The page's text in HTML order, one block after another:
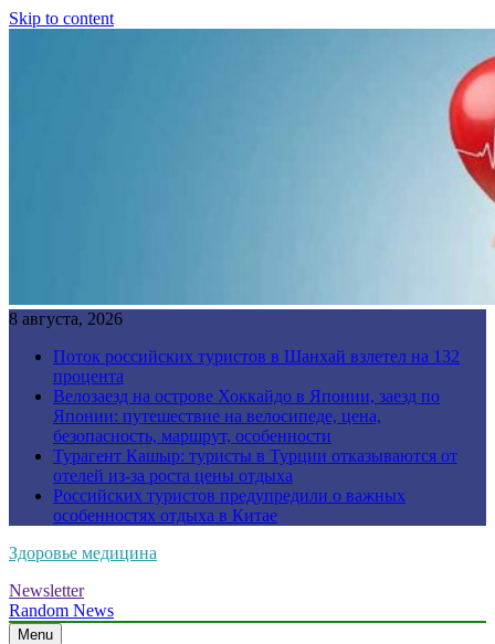
Skip to content
8 августа, 2026
Поток российских туристов в Шанхай взлетел на 132
процента
Велозаезд на острове Хоккайдо в Японии, заезд по
Японии: путешествие на велосипеде, цена,
безопасность, маршрут, особенности
Турагент Кашыр: туристы в Турции отказываются от
отелей из-за роста цены отдыха
Российских туристов предупредили о важных
особенностях отдыха в Китае
Здоровье медицина
Newsletter
Random News
Menu